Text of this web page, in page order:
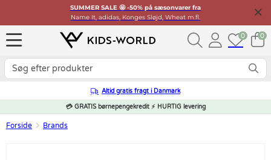
SUMMER SALE 🤩 -50% på sæsonvarer fra
Name It, adidas, Konges Sløjd, Wheat m.fl.
0 0
Altid gratis fragt i Danmark
💳 GRATIS børnepengekredit ⚡ HURTIG levering
Forside Brands